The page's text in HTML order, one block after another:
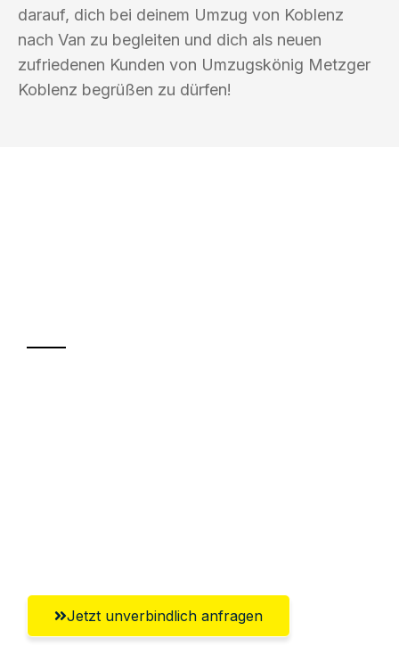
darauf, dich bei deinem Umzug von Koblenz
nach Van zu begleiten und dich als neuen
zufriedenen Kunden von Umzugskönig Metzger
Koblenz begrüßen zu dürfen!
Jetzt unverbindlich anfragen